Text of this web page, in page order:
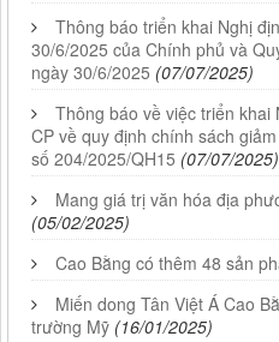
Thông báo triển khai Nghị
30/6/2025 của Chính phủ và
ngày 30/6/2025 (07/07/2025)
Thông báo về việc triển
CP về quy định chính sách
số 204/2025/QH15 (07/07/2025)
Mang giá trị văn hóa địa
(05/02/2025)
Cao Bằng có thêm 48 sản
Miến dong Tân Việt Á Cao
trường Mỹ (16/01/2025)